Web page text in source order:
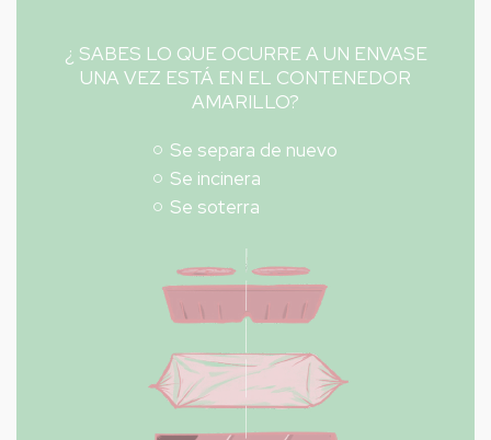
¿ SABES LO QUE OCURRE A UN ENVASE
UNA VEZ ESTÁ EN EL CONTENEDOR
AMARILLO?
Se separa de nuevo
Se incinera
Se soterra